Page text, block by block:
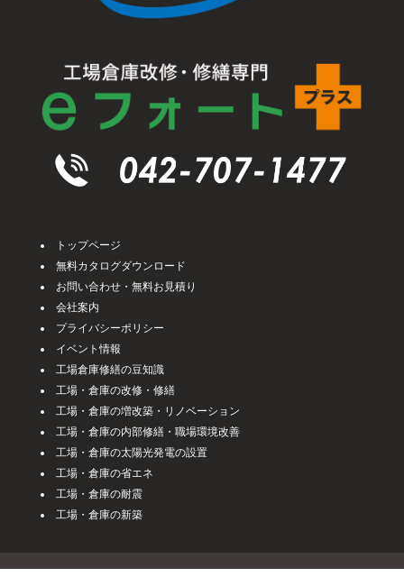
トップページ
無料カタログダウンロード
お問い合わせ・無料お見積り
会社案内
プライバシーポリシー
イベント情報
工場倉庫修繕の豆知識
工場・倉庫の改修・修繕
工場・倉庫の増改築・リノベーション
工場・倉庫の内部修繕・職場環境改善
工場・倉庫の太陽光発電の設置
工場・倉庫の省エネ
工場・倉庫の耐震
工場・倉庫の新築
Copyright effort plus